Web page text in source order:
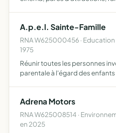
A.p.e.l. Sainte-Famille
RNA W625000456 ·
1975
Réunir toutes les personnes
parentale à l'égard des
Adrena Motors
RNA W625008514 ·
en 2025